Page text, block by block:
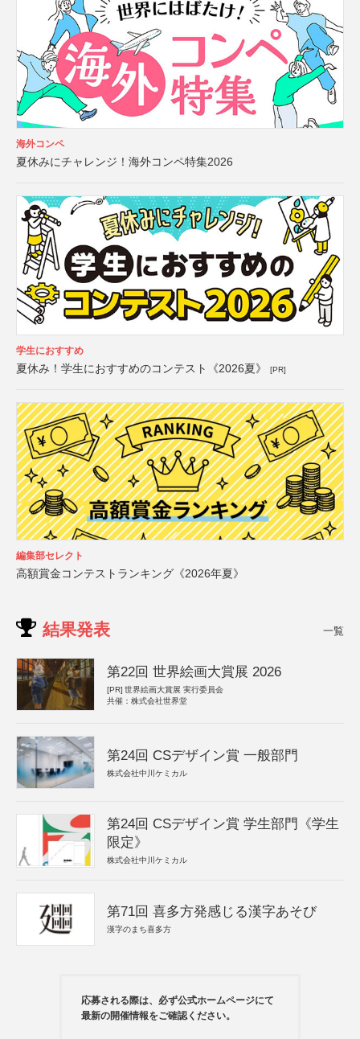
海外コンペ
夏休みにチャレンジ！海外コンペ特集2026
学生におすすめ
夏休み！学生におすすめのコンテスト《2026夏》 [PR]
編集部セレクト
高額賞金コンテストランキング《2026年夏》
結果発表 一覧
第22回 世界絵画大賞展 2026
[PR] 世界絵画大賞展 実行委員会
共催：株式会社世界堂
第24回 CSデザイン賞 一般部門
株式会社中川ケミカル
第24回 CSデザイン賞 学生部門《学生
限定》
株式会社中川ケミカル
第71回 喜多方発感じる漢字あそび
漢字のまち喜多方
応募される際は、必ず公式ホームページにて
最新の開催情報をご確認ください。